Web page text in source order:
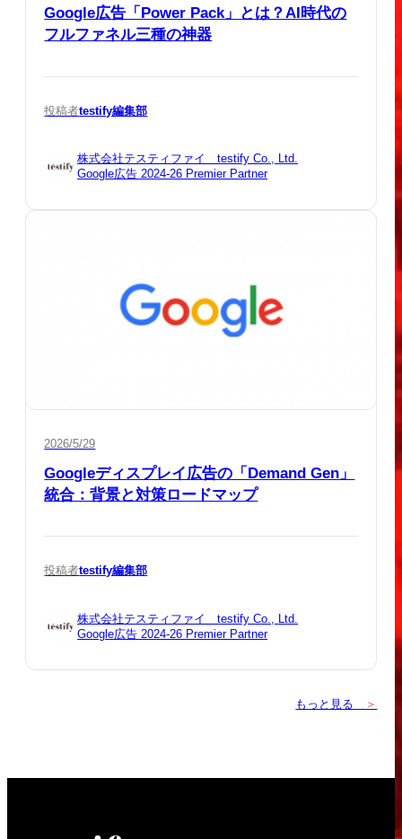
Google広告「Power Pack」とは？AI時代の
フルファネル三種の神器
投稿者testify編集部
株式会社テスティファイ testify Co., Ltd.
Google広告 2024-26 Premier Partner
2026/5/29
Googleディスプレイ広告の「Demand Gen」
統合：背景と対策ロードマップ
投稿者testify編集部
株式会社テスティファイ testify Co., Ltd.
Google広告 2024-26 Premier Partner
もっと見る ＞